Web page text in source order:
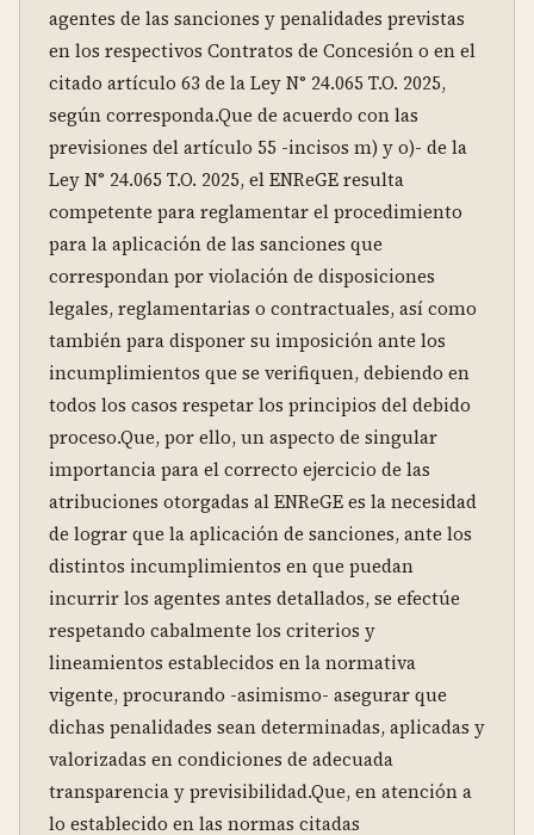
agentes de las sanciones y penalidades previstas
en los respectivos Contratos de Concesión o en el
citado artículo 63 de la Ley N° 24.065 T.O. 2025,
según corresponda.Que de acuerdo con las
previsiones del artículo 55 -incisos m) y o)- de la
Ley N° 24.065 T.O. 2025, el ENReGE resulta
competente para reglamentar el procedimiento
para la aplicación de las sanciones que
correspondan por violación de disposiciones
legales, reglamentarias o contractuales, así como
también para disponer su imposición ante los
incumplimientos que se verifiquen, debiendo en
todos los casos respetar los principios del debido
proceso.Que, por ello, un aspecto de singular
importancia para el correcto ejercicio de las
atribuciones otorgadas al ENReGE es la necesidad
de lograr que la aplicación de sanciones, ante los
distintos incumplimientos en que puedan
incurrir los agentes antes detallados, se efectúe
respetando cabalmente los criterios y
lineamientos establecidos en la normativa
vigente, procurando -asimismo- asegurar que
dichas penalidades sean determinadas, aplicadas y
valorizadas en condiciones de adecuada
transparencia y previsibilidad.Que, en atención a
lo establecido en las normas citadas